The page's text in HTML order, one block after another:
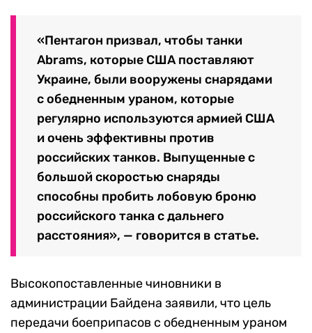
«Пентагон призвал, чтобы танки
Abrams, которые США поставляют
Украине, были вооружены снарядами
с обедненным ураном, которые
регулярно используются армией США
и очень эффективны против
российских танков. Выпущенные с
большой скоростью снаряды
способны пробить лобовую броню
российского танка с дальнего
расстояния», — говорится в статье.
Высокопоставленные чиновники в
администрации Байдена заявили, что цель
передачи боеприпасов с обедненным ураном